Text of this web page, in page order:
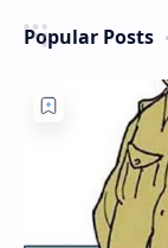
Popular Posts